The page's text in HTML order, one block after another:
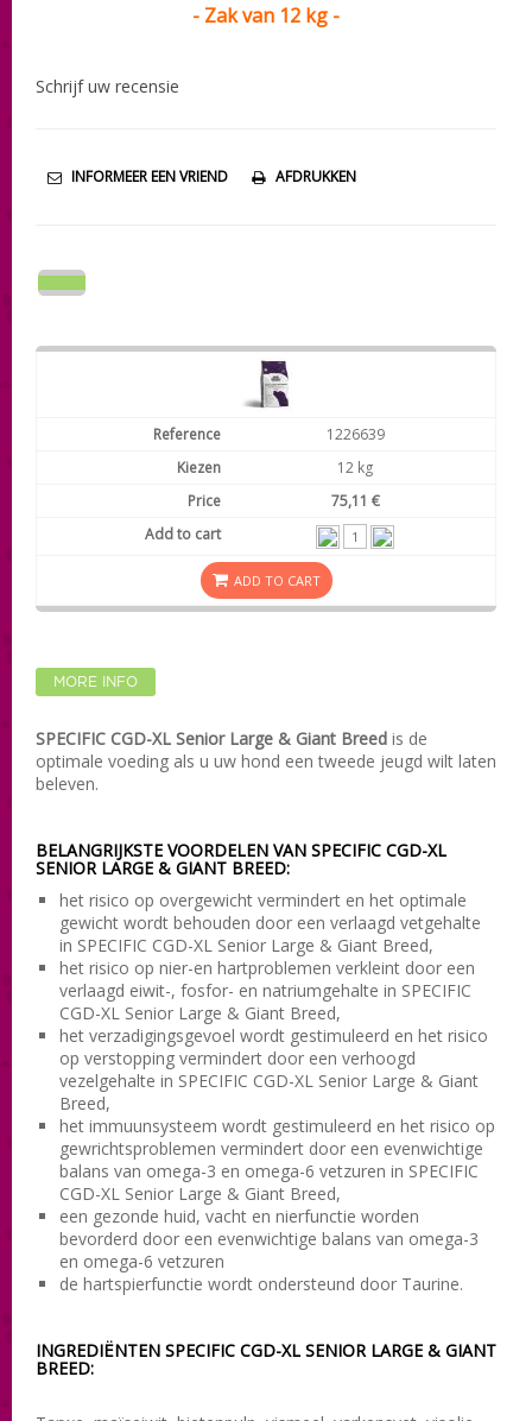
- Zak van 12 kg -
Schrijf uw recensie
INFORMEER EEN VRIEND AFDRUKKEN
1226639
12 kg
75,11 €
ADD TO CART
MORE INFO
SPECIFIC CGD-XL Senior Large & Giant Breed is de
optimale voeding als u uw hond een tweede jeugd wilt laten
beleven.
BELANGRIJKSTE VOORDELEN VAN SPECIFIC CGD-XL
SENIOR LARGE & GIANT BREED:
het risico op overgewicht vermindert en het optimale
gewicht wordt behouden door een verlaagd vetgehalte
in SPECIFIC CGD-XL Senior Large & Giant Breed,
het risico op nier-en hartproblemen verkleint door een
verlaagd eiwit-, fosfor- en natriumgehalte in SPECIFIC
CGD-XL Senior Large & Giant Breed,
het verzadigingsgevoel wordt gestimuleerd en het risico
op verstopping vermindert door een verhoogd
vezelgehalte in SPECIFIC CGD-XL Senior Large & Giant
Breed,
het immuunsysteem wordt gestimuleerd en het risico op
gewrichtsproblemen vermindert door een evenwichtige
balans van omega-3 en omega-6 vetzuren in SPECIFIC
CGD-XL Senior Large & Giant Breed,
een gezonde huid, vacht en nierfunctie worden
bevorderd door een evenwichtige balans van omega-3
en omega-6 vetzuren
de hartspierfunctie wordt ondersteund door Taurine.
INGREDIËNTEN SPECIFIC CGD-XL SENIOR LARGE & GIANT
BREED: